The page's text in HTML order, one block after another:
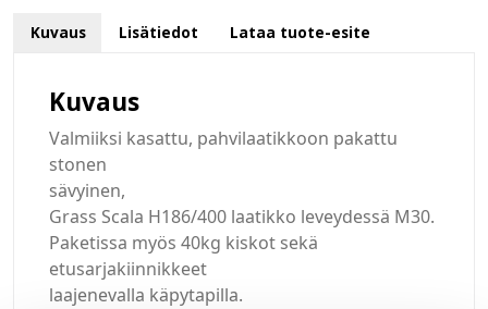
Kuvaus Lisätiedot Lataa tuote-esite
Kuvaus
Valmiiksi kasattu, pahvilaatikkoon pakattu
stonen
sävyinen,
Grass Scala H186/400 laatikko leveydessä M30.
Paketissa myös 40kg kiskot sekä
etusarjakiinnikkeet
laajenevalla käpytapilla.